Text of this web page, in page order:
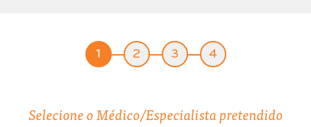
1 2 3 4
Selecione o Médico/Especialista pretendido